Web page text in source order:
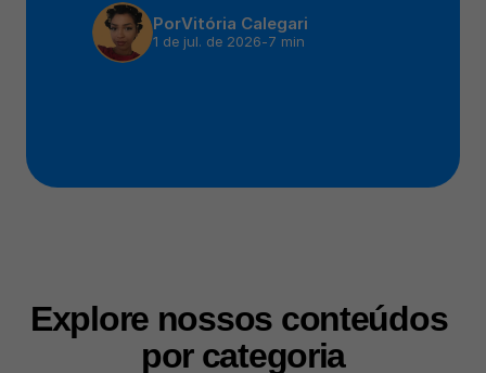
PorVitória Calegari
1 de jul. de 2026-7 min
Explore nossos conteúdos
por categoria